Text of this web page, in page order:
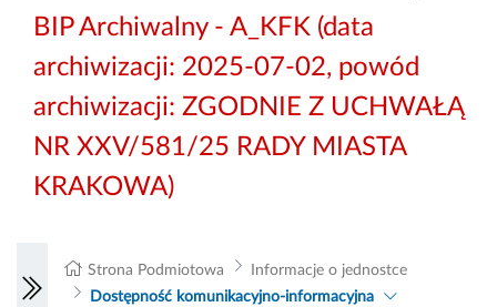
BIP Archiwalny - A_KFK (data
archiwizacji: 2025-07-02, powód
archiwizacji: ZGODNIE Z UCHWAŁĄ
NR XXV/581/25 RADY MIASTA
KRAKOWA)
Strona Podmiotowa
Informacje o jednostce
Dostępność komunikacyjno-informacyjna